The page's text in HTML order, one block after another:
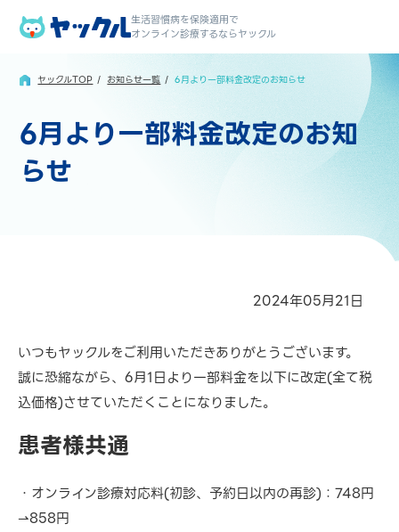
生活習慣病を保険適用で
オンライン診療するならヤックル
ヤックルTOP お知らせ一覧 6月より一部料金改定のお知らせ
6月より一部料金改定のお知
らせ
2024年05月21日
いつもヤックルをご利用いただきありがとうございます。
誠に恐縮ながら、6月1日より一部料金を以下に改定(全て税
込価格)させていただくことになりました。
患者様共通
・オンライン診療対応料(初診、予約日以内の再診)：748円
⇀858円